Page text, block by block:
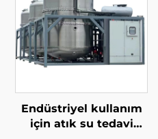
Endüstriyel kullanım
için atık su tedavi